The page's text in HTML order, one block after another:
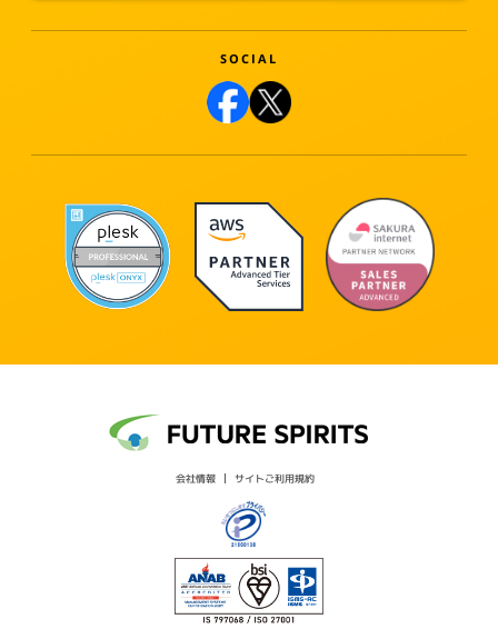
会社情報 サイトご利用規約